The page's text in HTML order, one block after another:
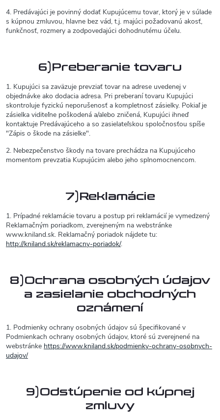
4. Predávajúci je povinný dodať Kupujúcemu tovar, ktorý je v súlade
s kúpnou zmluvou, hlavne bez vád, t.j. majúci požadovanú akosť,
funkčnosť, rozmery a zodpovedajúci dohodnutému účelu.
6)Preberanie tovaru
1. Kupujúci sa zaväzuje prevziať tovar na adrese uvedenej v
objednávke ako dodacia adresa. Pri preberaní tovaru Kupujúci
skontroluje fyzickú neporušenosť a kompletnosť zásielky. Pokiaľ je
zásielka viditeľne poškodená a/alebo zničená, Kupujúci ihneď
kontaktuje Predávajúceho a so zasielateľskou spoločnosťou spíše
"Zápis o škode na zásielke".
2. Nebezpečenstvo škody na tovare prechádza na Kupujúceho
momentom prevzatia Kupujúcim alebo jeho splnomocnencom.
7)Reklamácie
1. Prípadné reklamácie tovaru a postup pri reklamácií je vymedzený
Reklamačným poriadkom, zverejneným na webstránke
www.kniland.sk. Reklamačný poriadok nájdete tu:
http://kniland.sk/reklamacny-poriadok/.
8)Ochrana osobných údajov
a zasielanie obchodných
oznámení
1. Podmienky ochrany osobných údajov sú špecifikované v
Podmienkach ochrany osobných údajov, ktoré sú zverejnené na
webstránke https://www.kniland.sk/podmienky-ochrany-osobnych-
udajov/
9)Odstúpenie od kúpnej
zmluvy